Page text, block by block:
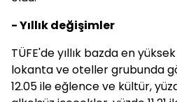
- Yıllık değişimler
TÜFE'de yıllık bazda en
lokanta ve oteller grubunda
12.05 ile eğlence ve kültür,